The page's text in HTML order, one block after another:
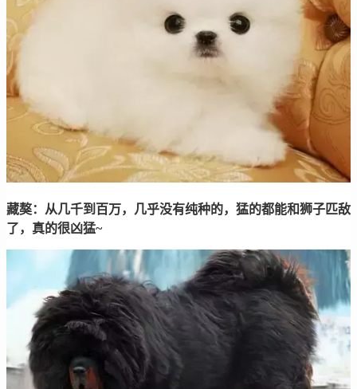
藏獒：从几千到百万，几乎没有纯种的，猛的都能和狮子匹敌
了，真的很凶猛~